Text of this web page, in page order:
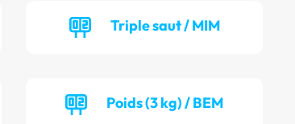
Triple saut / MIM
Poids (3 kg) / BEM